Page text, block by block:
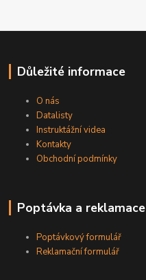
Důležité informace
O nás
Datalisty
Instruktážní videa
Kontakty
Obchodní podmínky
Poptávka a reklamace
Poptávkový formulář
Reklamační formulář